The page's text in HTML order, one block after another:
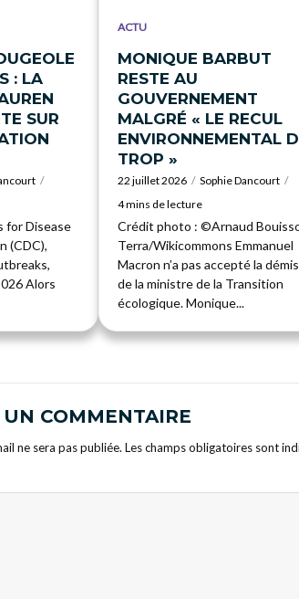
: LA
SUR
for Disease
(CDC),
Alors
ACTU
MONIQUE BARBUT
RESTE AU
GOUVERNEMENT
MALGRÉ « LE RECUL
ENVIRONNEMENTAL
TROP »
22 juillet 2026
Sophie Dancourt
4 mins de lecture
Crédit photo : ©Arnaud
Terra/Wikicommons Emmanuel
Macron n’a pas accepté la
de la ministre de la Transition
écologique. Monique...
COMMENTAIRE
ne sera pas publiée. Les champs obligatoires sont